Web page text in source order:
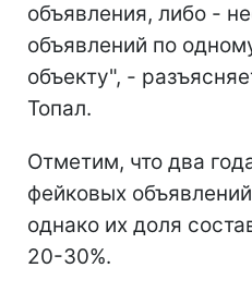
объявления, либо -
объявлений по
объекту", -
Топал.
Отметим, что два
фейковых
однако их доля
20-30%.